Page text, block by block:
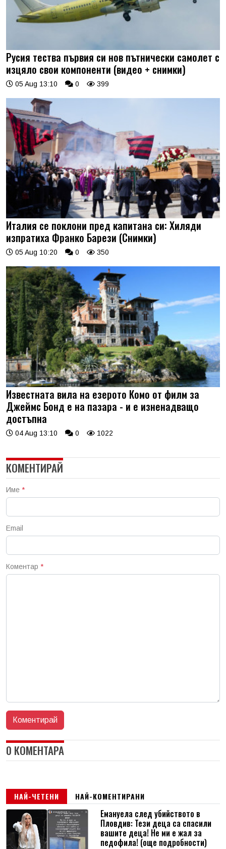
Русия тества първия си нов пътнически самолет с
изцяло свои компоненти (видео + снимки)
05 Aug 13:10 0 399
Италия се поклони пред капитана си: Хиляди
изпратиха Франко Барези (Снимки)
05 Aug 10:20 0 350
Известната вила на езерото Комо от филм за
Джеймс Бонд е на пазара - и е изненадващо
достъпна
04 Aug 13:10 0 1022
КОМЕНТИРАЙ
Име *
Email
Коментар *
0 КОМЕНТАРА
НАЙ-ЧЕТЕНИ НАЙ-КОМЕНТИРАНИ
Емануела след убийството в
Пловдив: Тези деца са спасили
вашите деца! Не ми е жал за
педофила! (още подробности)